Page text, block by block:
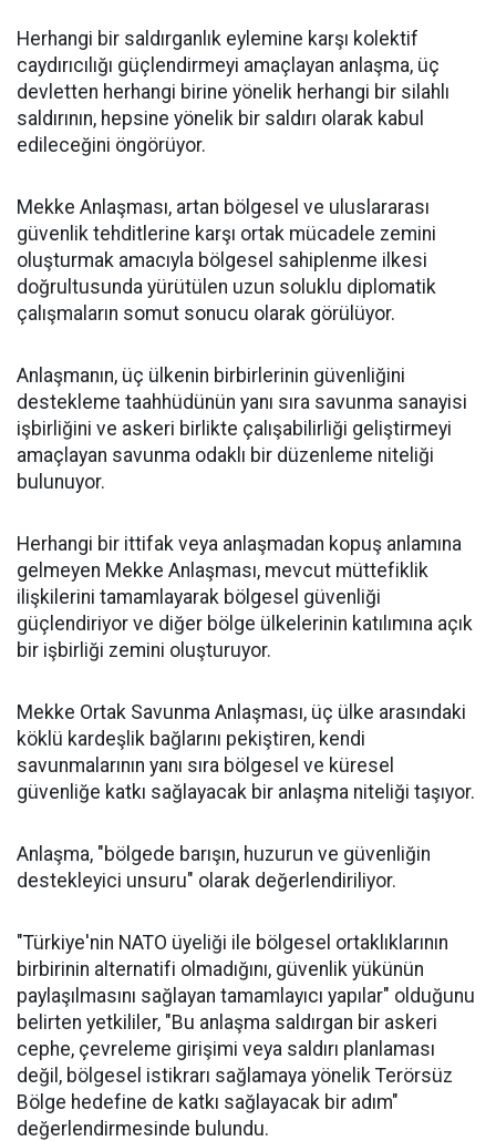
Herhangi bir saldırganlık eylemine karşı kolektif
caydırıcılığı güçlendirmeyi amaçlayan anlaşma, üç
devletten herhangi birine yönelik herhangi bir silahlı
saldırının, hepsine yönelik bir saldırı olarak kabul
edileceğini öngörüyor.
Mekke Anlaşması, artan bölgesel ve uluslararası
güvenlik tehditlerine karşı ortak mücadele zemini
oluşturmak amacıyla bölgesel sahiplenme ilkesi
doğrultusunda yürütülen uzun soluklu diplomatik
çalışmaların somut sonucu olarak görülüyor.
Anlaşmanın, üç ülkenin birbirlerinin güvenliğini
destekleme taahhüdünün yanı sıra savunma sanayisi
işbirliğini ve askeri birlikte çalışabilirliği geliştirmeyi
amaçlayan savunma odaklı bir düzenleme niteliği
bulunuyor.
Herhangi bir ittifak veya anlaşmadan kopuş anlamına
gelmeyen Mekke Anlaşması, mevcut müttefiklik
ilişkilerini tamamlayarak bölgesel güvenliği
güçlendiriyor ve diğer bölge ülkelerinin katılımına açık
bir işbirliği zemini oluşturuyor.
Mekke Ortak Savunma Anlaşması, üç ülke arasındaki
köklü kardeşlik bağlarını pekiştiren, kendi
savunmalarının yanı sıra bölgesel ve küresel
güvenliğe katkı sağlayacak bir anlaşma niteliği taşıyor.
Anlaşma, "bölgede barışın, huzurun ve güvenliğin
destekleyici unsuru" olarak değerlendiriliyor.
"Türkiye'nin NATO üyeliği ile bölgesel ortaklıklarının
birbirinin alternatifi olmadığını, güvenlik yükünün
paylaşılmasını sağlayan tamamlayıcı yapılar" olduğunu
belirten yetkililer, "Bu anlaşma saldırgan bir askeri
cephe, çevreleme girişimi veya saldırı planlaması
değil, bölgesel istikrarı sağlamaya yönelik Terörsüz
Bölge hedefine de katkı sağlayacak bir adım"
değerlendirmesinde bulundu.